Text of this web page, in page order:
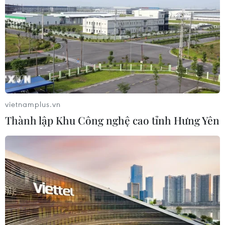
Xây dựng Cộng đồng ASEAN tự
cường, sáng tạo, lấy người dân làm
trung tâm
06/08/2026 23:55
Ấn Độ thử thành công tên lửa đạn
đạo Agni-4, tầm bắn 4.000 km
06/08/2026 23:17
Mỹ siết chặt quyền công dân theo nơi
sinh, mở rộng chống “du lịch sinh
con”
06/08/2026 22:59
vietnamplus.vn
Thành lập Khu Công nghệ cao tỉnh Hưng Yên